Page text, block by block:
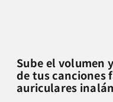
Sube el volumen
de tus canciones
auriculares